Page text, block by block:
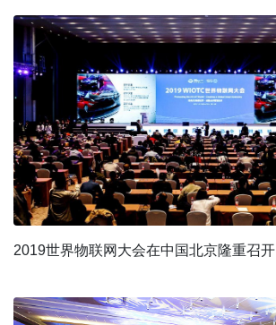
2019世界物联网大会在中国北京隆重召开